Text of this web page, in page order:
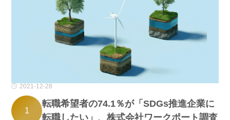
2021-12-28
1
転職希望者の74.1％が「SDGs推進企業に
転職したい」、株式会社ワークポート調査